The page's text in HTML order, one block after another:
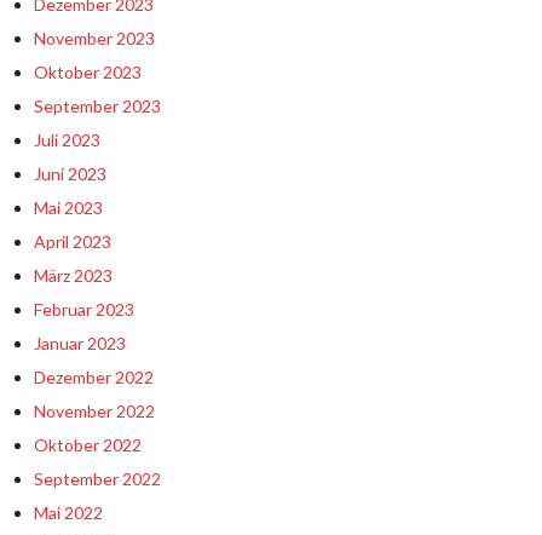
Dezember 2023
November 2023
Oktober 2023
September 2023
Juli 2023
Juni 2023
Mai 2023
April 2023
März 2023
Februar 2023
Januar 2023
Dezember 2022
November 2022
Oktober 2022
September 2022
Mai 2022